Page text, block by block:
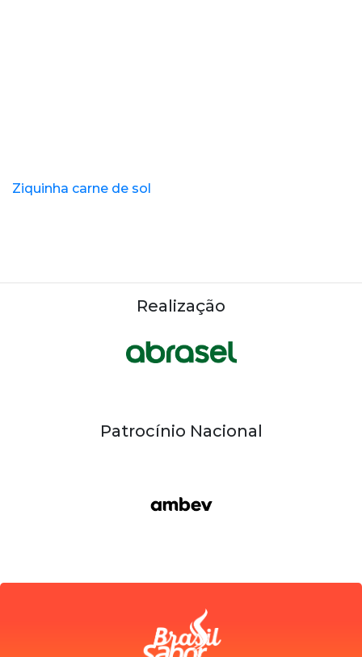
Ziquinha carne de sol
Realização
Patrocínio Nacional